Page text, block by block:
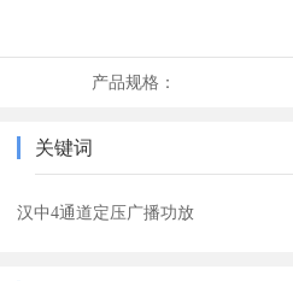
产品规格：
关键词
汉中4通道定压广播功放